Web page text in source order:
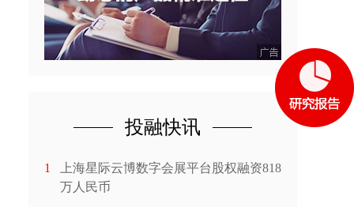
投融快讯
1
上海星际云博数字会展平台股权融资818
万人民币